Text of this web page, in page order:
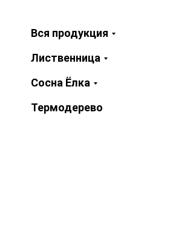
Закрыть
Вся продукция
Лиственница
Сосна Ёлка
Термодерево